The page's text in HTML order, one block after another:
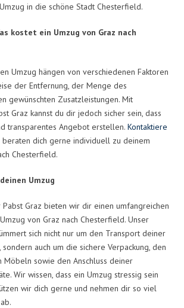
in die schöne Stadt Chesterfield.
kostet ein Umzug von Graz nach
Umzug hängen von verschiedenen Faktoren
der Entfernung, der Menge des
gewünschten Zusatzleistungen. Mit
Graz kannst du dir jedoch sicher sein, dass
transparentes Angebot erstellen. Kontaktiere
beraten dich gerne individuell zu deinem
Chesterfield.
Umzug
Pabst Graz bieten wir dir einen umfangreichen
von Graz nach Chesterfield. Unser
sich nicht nur um den Transport deiner
auch um die sichere Verpackung, den
Möbeln sowie den Anschluss deiner
Wir wissen, dass ein Umzug stressig sein
wir dich gerne und nehmen dir so viel